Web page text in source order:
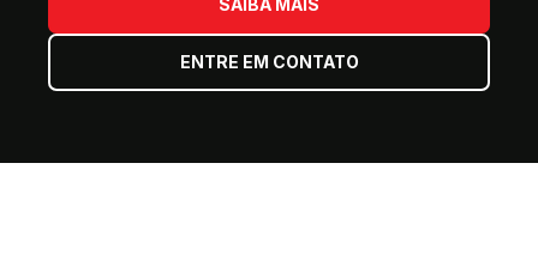
SAIBA MAIS
ENTRE EM CONTATO